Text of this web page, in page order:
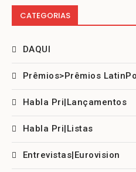
CATEGORIAS
DAQUI
Prêmios>Prêmios
Habla Pri|Lançamentos
Habla Pri|Listas
Entrevistas|Eurovision